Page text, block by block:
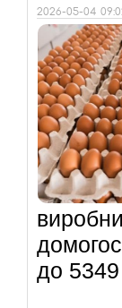
2026-05-04
до